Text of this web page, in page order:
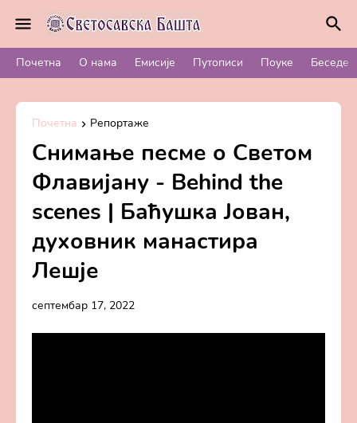
Почетна О нама Емисије Путописи Поуке Беседе
Почетна Репортаже
Снимање песме о Светом
Флавијану - Behind the
scenes | Баћушка Јован,
духовник манастира
Лешје
септембар 17, 2022